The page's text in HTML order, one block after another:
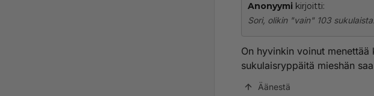
Anonyymi kirjoitti:
Sori, olikin "vain" 103
On hyvinkin voinut
sukulaisryppäitä mieshän
Äänestä